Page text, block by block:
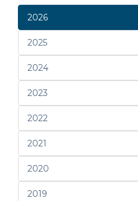
2026
2025
2024
2023
2022
2021
2020
2019